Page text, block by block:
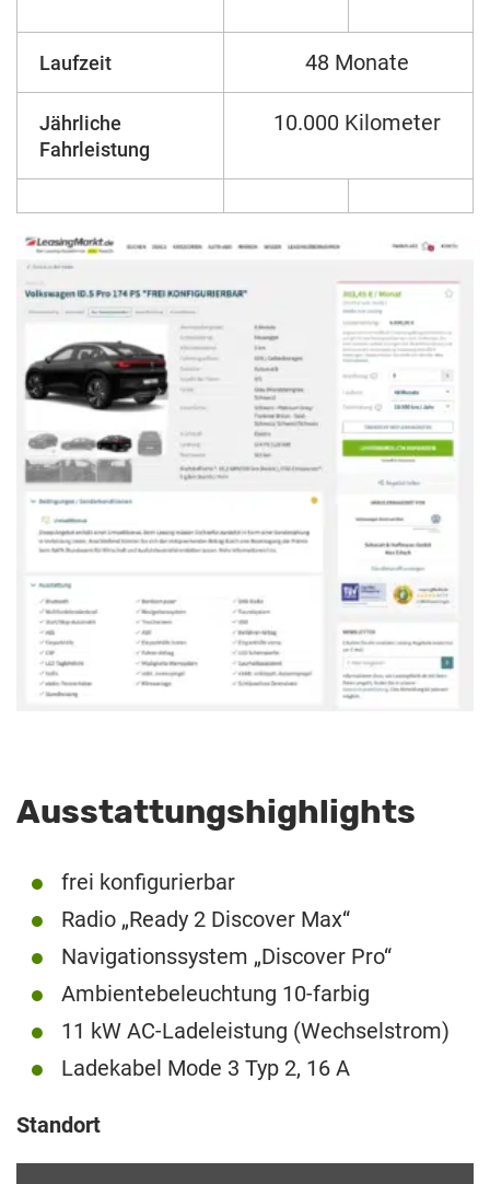
Laufzeit 48 Monate
Jährliche
Fahrleistung
10.000 Kilometer
Ausstattungshighlights
frei konfigurierbar
Radio „Ready 2 Discover Max“
Navigationssystem „Discover Pro“
Ambientebeleuchtung 10-farbig
11 kW AC-Ladeleistung (Wechselstrom)
Ladekabel Mode 3 Typ 2, 16 A
Standort